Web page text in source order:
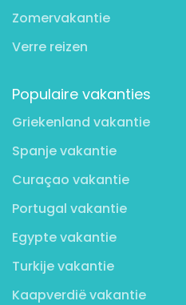
Zomervakantie
Verre reizen
Populaire vakanties
Griekenland vakantie
Spanje vakantie
Curaçao vakantie
Portugal vakantie
Egypte vakantie
Turkije vakantie
Kaapverdië vakantie